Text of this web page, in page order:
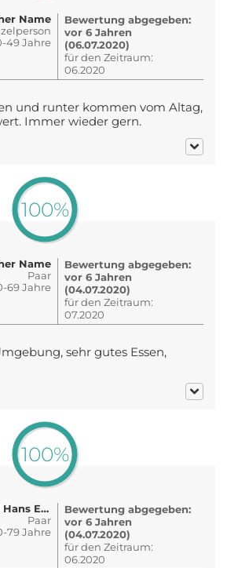
Name
49 Jahre
Bewertung abgegeben:
vor 6 Jahren
(06.07.2020)
für den Zeitraum:
06.2020
und runter kommen vom Altag,
Immer wieder gern.
100%
Name
Paar
69 Jahre
Bewertung abgegeben:
vor 6 Jahren
(04.07.2020)
für den Zeitraum:
07.2020
sehr gutes Essen,
100%
Von Catherine und Hans Ertl
Paar
79 Jahre
Bewertung abgegeben:
vor 6 Jahren
(04.07.2020)
für den Zeitraum:
06.2020